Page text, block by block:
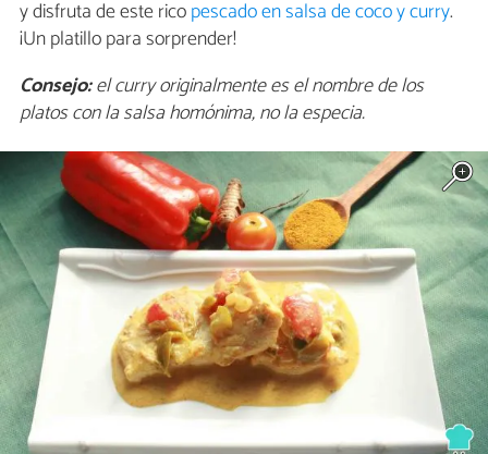
y disfruta de este ricopescado en salsa de coco y curry.
¡Un platillo para sorprender!
Consejo:el curry originalmente es el nombre de los
platos con la salsa homónima, no la especia.